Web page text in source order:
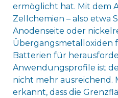
ermöglicht hat. Mit dem
Zellchemien – also etwa
Anodenseite oder
Übergangsmetalloxiden
Batterien für
Anwendungsprofile ist
nicht mehr ausreichend.
erkannt, dass die